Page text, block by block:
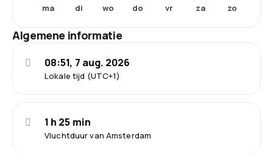
ma di wo do vr za zo
Algemene informatie
Lokale tijd (UTC+1)
08:51, 7 aug. 2026
Vluchtduur van Amsterdam
1 h 25 min